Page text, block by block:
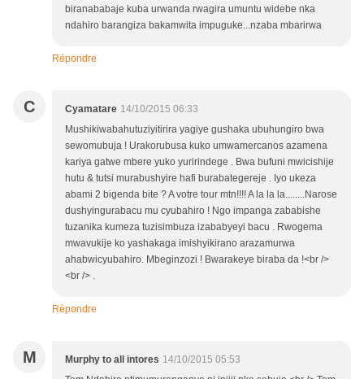
biranababaje kuba urwanda rwagira umuntu widebe nka
ndahiro barangiza bakamwita impuguke...nzaba mbarirwa
Répondre
C Cyamatare 14/10/2015 06:33
Mushikiwabahutuziyitirira yagiye gushaka ubuhungiro bwa
sewomubuja ! Urakorubusa kuko umwamercanos azamena
kariya gatwe mbere yuko yuririndege . Bwa bufuni mwicishije
hutu & tutsi murabushyire hafi burabategereje . Iyo ukeza
abami 2 bigenda bite ? A votre tour mtn!!!! A la la la........Narose
dushyingurabacu mu cyubahiro ! Ngo impanga zababishe
tuzanika kumeza tuzisimbuza izababyeyi bacu . Rwogema
mwavukije ko yashakaga imishyikirano arazamurwa
ahabwicyubahiro. Mbeginzozi ! Bwarakeye biraba da !<br />
<br /> .
Répondre
M Murphy to all intores 14/10/2015 05:53